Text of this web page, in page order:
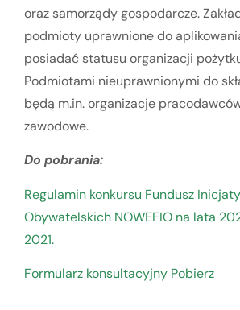
oraz samorządy gospodarcze.
podmioty uprawnione do
posiadać statusu organizacji
Podmiotami nieuprawnionymi do
będą m.in. organizacje
zawodowe.
Do pobrania:
Regulamin konkursu Fundusz
Obywatelskich NOWEFIO na lata
2021.
Formularz konsultacyjny Pobierz